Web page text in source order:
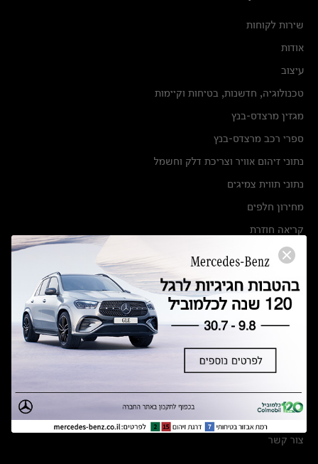
שירות לקוחות
אודות
עיצוב
טכנולוגיה, חדשנות, בטיחות וקיימות
מגזין מרצדס-בנץ
ספרי רכב מרצדס-בנץ
נתוני זיהום אוויר וצריכת דלק וחשמל
נתוני תווית צמיגים
מחירון חלפים
קריאה חוזרת
הודעה על הטבות לרכבי מרצדס בהסדר פשרה בתצ 56447-02-19
תקנון ימי מכירות 120 לכלמוביל
מצאו אותנו
אולמות תצוגה
מרכזי שירות
צור קשר